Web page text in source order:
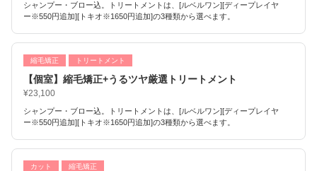
シャンプー・ブロー込。トリートメントは、[ルベルワン][ディープレイヤ
ー※550円追加][トキオ※1650円追加]の3種類から選べます。
縮毛矯正 トリートメント
【個室】縮毛矯正+うるツヤ厳選トリートメント
¥23,100
シャンプー・ブロー込。トリートメントは、[ルベルワン][ディープレイヤ
ー※550円追加][トキオ※1650円追加]の3種類から選べます。
カット 縮毛矯正